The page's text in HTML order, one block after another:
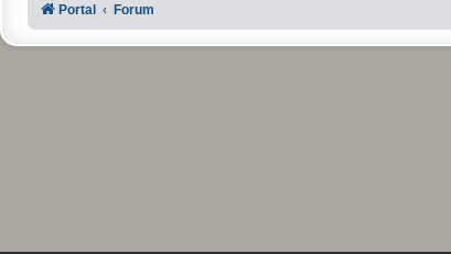
Portal Forum